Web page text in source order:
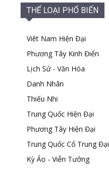
THỂ LOẠI PHỔ BIẾN
Viêt Nam Hiện Đại
Phương Tây Kinh Điển
Lịch Sử - Văn Hóa
Danh Nhân
Thiếu Nhi
Trung Quốc Hiện Đại
Phương Tây Hiện Đại
Trung Quốc Cổ Trung Đại
Kỳ Ảo - Viễn Tưởng